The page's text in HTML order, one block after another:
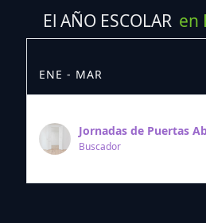
El AÑO ESCOLAR en
ENE - MAR
Jornadas de Puertas
Buscador